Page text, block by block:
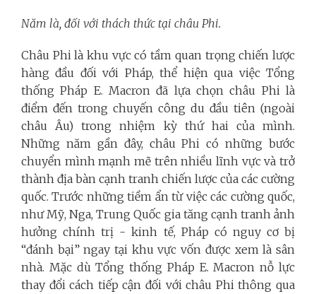
Năm là, đối với thách thức tại châu Phi.
Châu Phi là khu vực có tầm quan trọng chiến lược
hàng đầu đối với Pháp, thể hiện qua việc Tổng
thống Pháp E. Macron đã lựa chọn châu Phi là
điểm đến trong chuyến công du đầu tiên (ngoài
châu Âu) trong nhiệm kỳ thứ hai của mình.
Những năm gần đây, châu Phi có những bước
chuyển mình mạnh mẽ trên nhiều lĩnh vực và trở
thành địa bàn cạnh tranh chiến lược của các cường
quốc. Trước những tiềm ẩn từ việc các cường quốc,
như Mỹ, Nga, Trung Quốc gia tăng cạnh tranh ảnh
hưởng chính trị - kinh tế, Pháp có nguy cơ bị
“đánh bại” ngay tại khu vực vốn được xem là sân
nhà. Mặc dù Tổng thống Pháp E. Macron nỗ lực
thay đổi cách tiếp cận đối với châu Phi thông qua